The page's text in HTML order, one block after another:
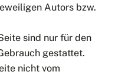
Autors bzw.
sind nur für den
gestattet.
nicht vom